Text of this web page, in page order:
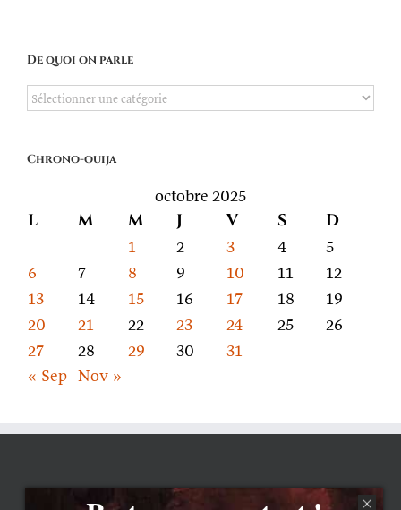
De quoi on parle
De
parle
Chrono-ouija
octobre 2025
L M M J V S D
1 2 3 4
5
6
7 8 9 10 11
12
13
14 15 16 17 18
19
20
21 22 23 24 25
26
27
28 29 30
31
« Sep Nov »